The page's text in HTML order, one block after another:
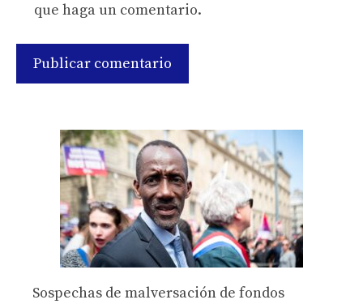
que haga un comentario.
Sospechas de malversación de fondos